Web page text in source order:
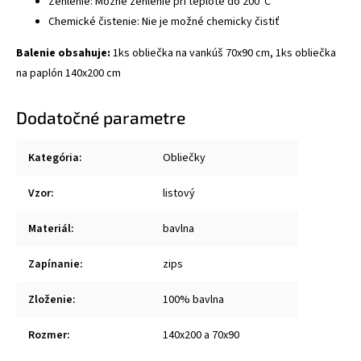
Chemické čistenie: Nie je možné chemicky čistiť
Balenie obsahuje: 1ks obliečka na vankúš 70x90 cm, 1ks obliečka
na paplón 140x200 cm
Dodatočné parametre
Kategória: Obliečky
Vzor: listový
Materiál: bavlna
Zapínanie: zips
Zloženie: 100% bavlna
Rozmer: 140x200 a 70x90